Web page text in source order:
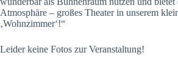
Atmosphäre – großes Theater in unserem
‚Wohnzimmer‘!“
Leider keine Fotos zur Veranstaltung!